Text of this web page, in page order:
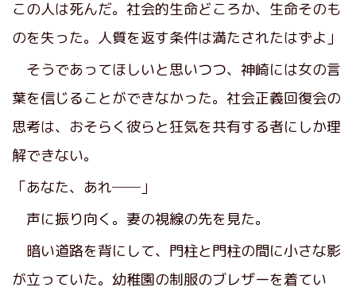
この人は死んだ。社会的生命どころか、生命そのも
のを失った。人質を返す条件は満たされたはずよ」
そうであってほしいと思いつつ、神崎には女の言
葉を信じることができなかった。社会正義回復会の
思考は、おそらく彼らと狂気を共有する者にしか理
解できない。
「あなた、あれ──」
声に振り向く。妻の視線の先を見た。
暗い道路を背にして、門柱と門柱の間に小さな影
が立っていた。幼稚園の制服のブレザーを着てい